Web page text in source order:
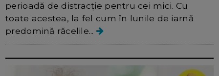
perioadă de distracție pentru cei mici. Cu
toate acestea, la fel cum în lunile de iarnă
predomină răcelile...